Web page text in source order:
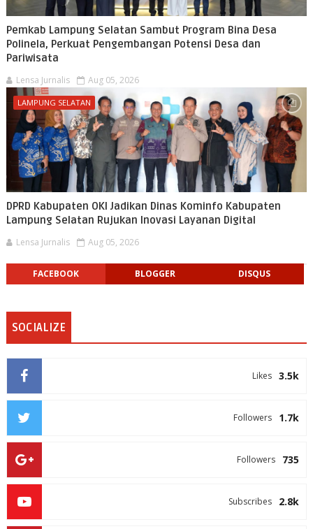
Pemkab Lampung Selatan Sambut Program Bina Desa
Polinela, Perkuat Pengembangan Potensi Desa dan
Pariwisata
Lensa Jurnalis Aug 05, 2026
LAMPUNG SELATAN
DPRD Kabupaten OKI Jadikan Dinas Kominfo Kabupaten
Lampung Selatan Rujukan Inovasi Layanan Digital
Lensa Jurnalis Aug 05, 2026
FACEBOOK BLOGGER DISQUS
SOCIALIZE
3.5k
Likes
1.7k
Followers
735
Followers
2.8k
Subscribes